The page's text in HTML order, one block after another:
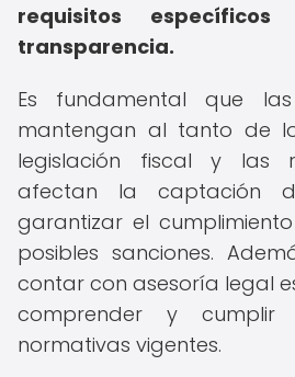
requisitos
transparencia.
Es fundamental que
mantengan al tanto de
legislación fiscal y las
afectan la captación
garantizar el
posibles sanciones.
contar con asesoría legal
comprender y
normativas vigentes.